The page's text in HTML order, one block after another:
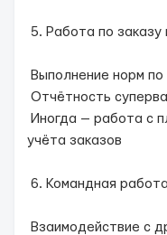
5. Работа по заказу
Выполнение норм по
Отчётность
Иногда — работа с
учёта заказов
6. Командная
Взаимодействие с